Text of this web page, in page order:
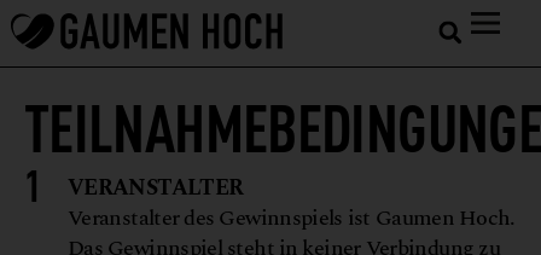
VERANSTALTER
Veranstalter des Gewinnspiels ist Gaumen Hoch.
Das Gewinnspiel steht in keiner Verbindung zu